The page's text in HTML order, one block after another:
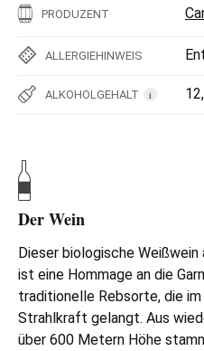
PRODUZENT
ALLERGIEHINWEIS
ALKOHOLGEHALT i
Der Wein
Dieser biologische Weißwein
ist eine Hommage an die
traditionelle Rebsorte, die
Strahlkraft gelangt. Aus
über 600 Metern Höhe